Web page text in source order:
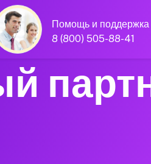
Помощь и поддержка
8 (800) 505-88-41